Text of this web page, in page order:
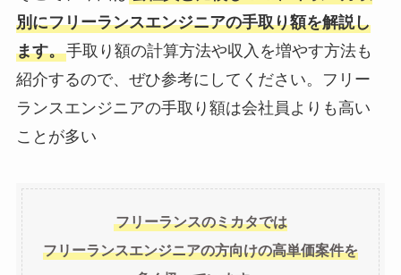
別にフリーランスエンジニアの手取り額を解説し
ます。手取り額の計算方法や収入を増やす方法も
紹介するので、ぜひ参考にしてください。フリー
ランスエンジニアの手取り額は会社員よりも高い
ことが多い
フリーランスのミカタでは
フリーランスエンジニアの方向けの高単価案件を